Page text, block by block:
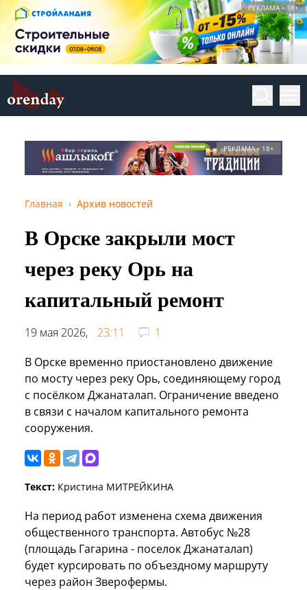
РЕКЛАМА • 18+
РЕКЛАМА • 18+
Главная Архив новостей
В Орске закрыли мост
через реку Орь на
капитальный ремонт
19 мая 2026, 23:11
1
В Орске временно приостановлено движение
по мосту через реку Орь, соединяющему город
с посёлком Джанаталап. Ограничение введено
в связи с началом капитального ремонта
сооружения.
Текст: Кристина МИТРЕЙКИНА
На период работ изменена схема движения
общественного транспорта. Автобус №28
(площадь Гагарина - поселок Джанаталап)
будет курсировать по объездному маршруту
через район Зверофермы.